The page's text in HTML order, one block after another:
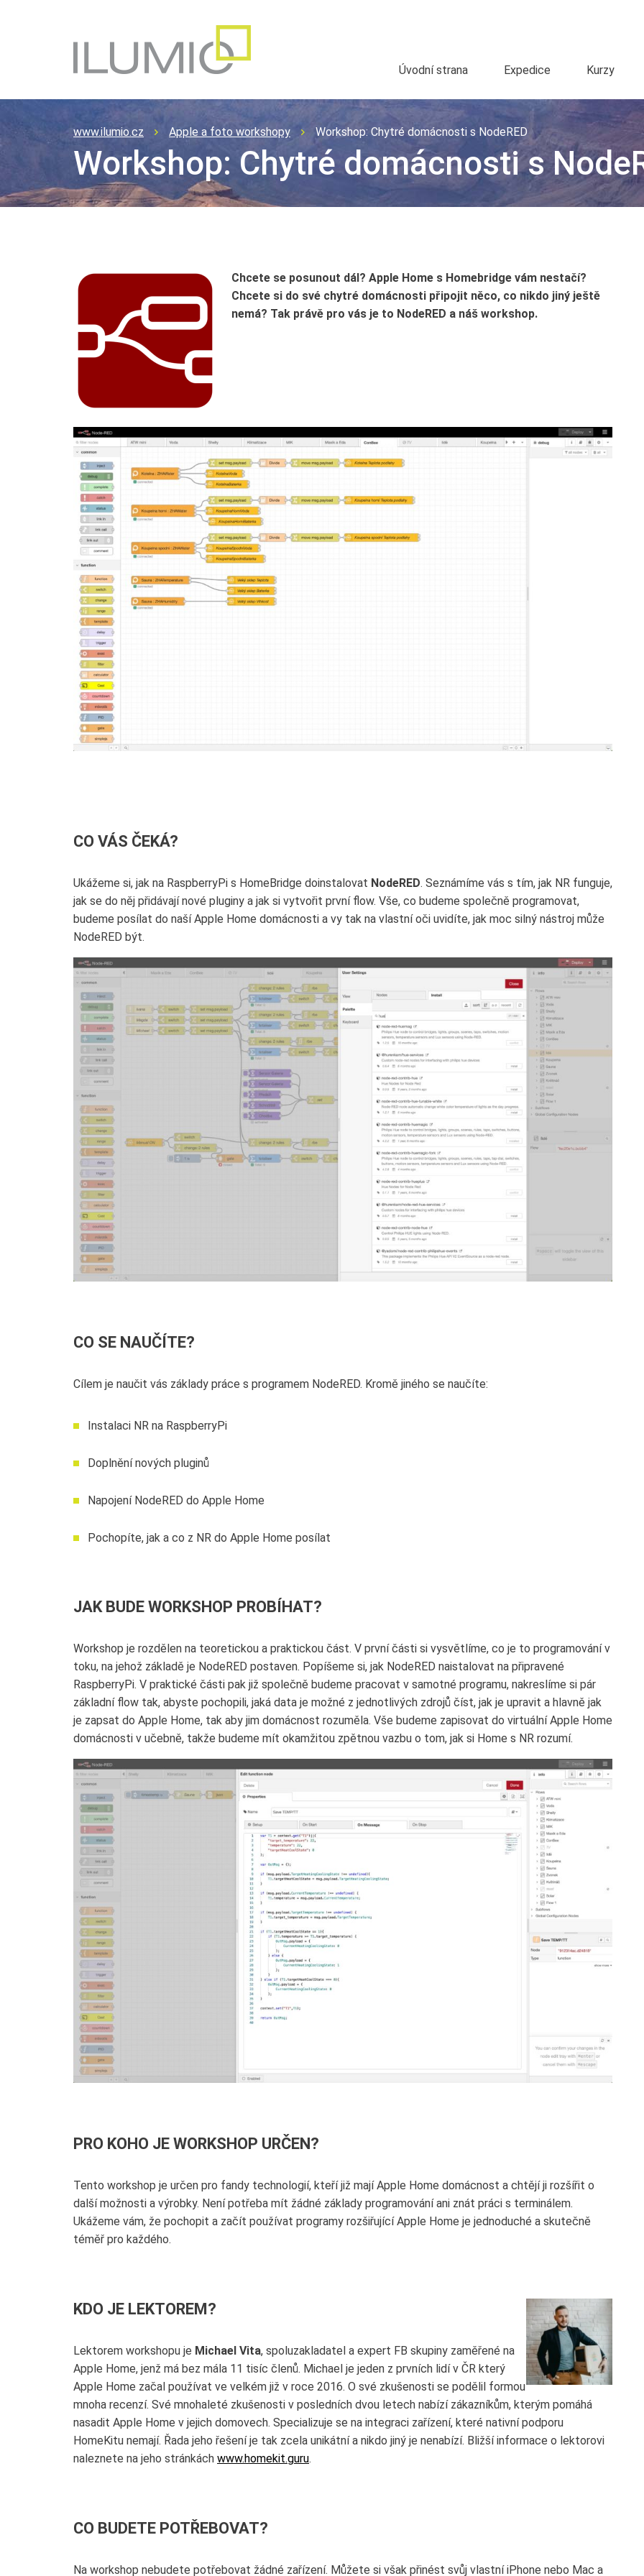
Úvodní strana Expedice Kurzy
www.ilumio.cz Apple a foto workshopy Workshop: Chytré domácnosti s NodeRED
Workshop: Chytré domácnosti s
Chcete se posunout dál? Apple Home s Homebridge vám nestačí?
Chcete si do své chytré domácnosti připojit něco, co nikdo jiný ještě
nemá? Tak právě pro vás je to NodeRED a náš workshop.
CO VÁS ČEKÁ?
Ukážeme si, jak na RaspberryPi s HomeBridge doinstalovat NodeRED. Seznámíme vás s tím, jak NR funguje,
jak se do něj přidávají nové pluginy a jak si vytvořit první flow. Vše, co budeme společně programovat,
budeme posílat do naší Apple Home domácnosti a vy tak na vlastní oči uvidíte, jak moc silný nástroj může
NodeRED být.
CO SE NAUČÍTE?
Cílem je naučit vás základy práce s programem NodeRED. Kromě jiného se naučíte:
Instalaci NR na RaspberryPi
Doplnění nových pluginů
Napojení NodeRED do Apple Home
Pochopíte, jak a co z NR do Apple Home posílat
JAK BUDE WORKSHOP PROBÍHAT?
Workshop je rozdělen na teoretickou a praktickou část. V první části si vysvětlíme, co je to programování v
toku, na jehož základě je NodeRED postaven. Popíšeme si, jak NodeRED naistalovat na připravené
RaspberryPi. V praktické části pak již společně budeme pracovat v samotné programu, nakreslíme si pár
základní flow tak, abyste pochopili, jaká data je možné z jednotlivých zdrojů číst, jak je upravit a hlavně jak
je zapsat do Apple Home, tak aby jim domácnost rozuměla. Vše budeme zapisovat do virtuální Apple Home
domácnosti v učebně, takže budeme mít okamžitou zpětnou vazbu o tom, jak si Home s NR rozumí.
PRO KOHO JE WORKSHOP URČEN?
Tento workshop je určen pro fandy technologií, kteří již mají Apple Home domácnost a chtějí ji rozšířit o
další možnosti a výrobky. Není potřeba mít žádné základy programování ani znát práci s terminálem.
Ukážeme vám, že pochopit a začít používat programy rozšiřující Apple Home je jednoduché a skutečně
téměř pro každého.
KDO JE LEKTOREM?
Lektorem workshopu je Michael Vita, spoluzakladatel a expert FB skupiny zaměřené na
Apple Home, jenž má bez mála 11 tisíc členů. Michael je jeden z prvních lidí v ČR který
Apple Home začal používat ve velkém již v roce 2016. O své zkušenosti se podělil formou
mnoha recenzí. Své mnohaleté zkušenosti v posledních dvou letech nabízí zákazníkům, kterým pomáhá
nasadit Apple Home v jejich domovech. Specializuje se na integraci zařízení, které nativní podporu
HomeKitu nemají. Řada jeho řešení je tak zcela unikátní a nikdo jiný je nenabízí. Bližší informace o lektorovi
naleznete na jeho stránkách www.homekit.guru.
CO BUDETE POTŘEBOVAT?
Na workshop nebudete potřebovat žádné zařízení. Můžete si však přinést svůj vlastní iPhone nebo Mac a